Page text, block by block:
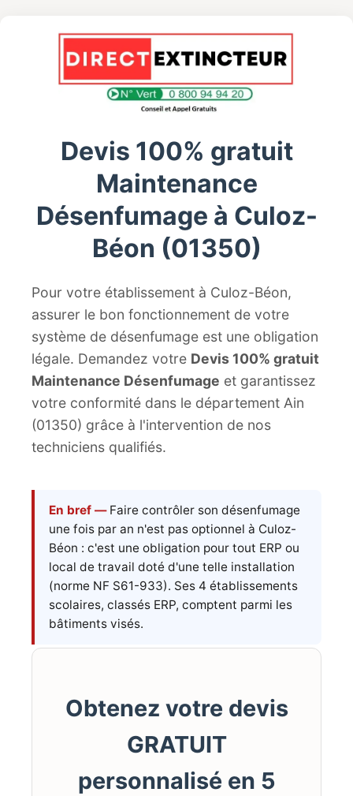
Devis 100% gratuit
Maintenance
Désenfumage à Culoz-
Béon (01350)
Pour votre établissement à Culoz-Béon,
assurer le bon fonctionnement de votre
système de désenfumage est une obligation
légale. Demandez votre Devis 100% gratuit
Maintenance Désenfumage et garantissez
votre conformité dans le département Ain
(01350) grâce à l'intervention de nos
techniciens qualifiés.
En bref —Faire contrôler son désenfumage
une fois par an n'est pas optionnel à Culoz-
Béon : c'est une obligation pour tout ERP ou
local de travail doté d'une telle installation
(norme NF S61-933). Ses 4 établissements
scolaires, classés ERP, comptent parmi les
bâtiments visés.
Obtenez votre devis
GRATUIT
personnalisé en 5